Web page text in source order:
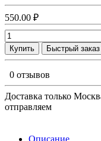
550.00 ₽
Купить Быстрый заказ
0 отзывов
Доставка только
отправляем
Описание